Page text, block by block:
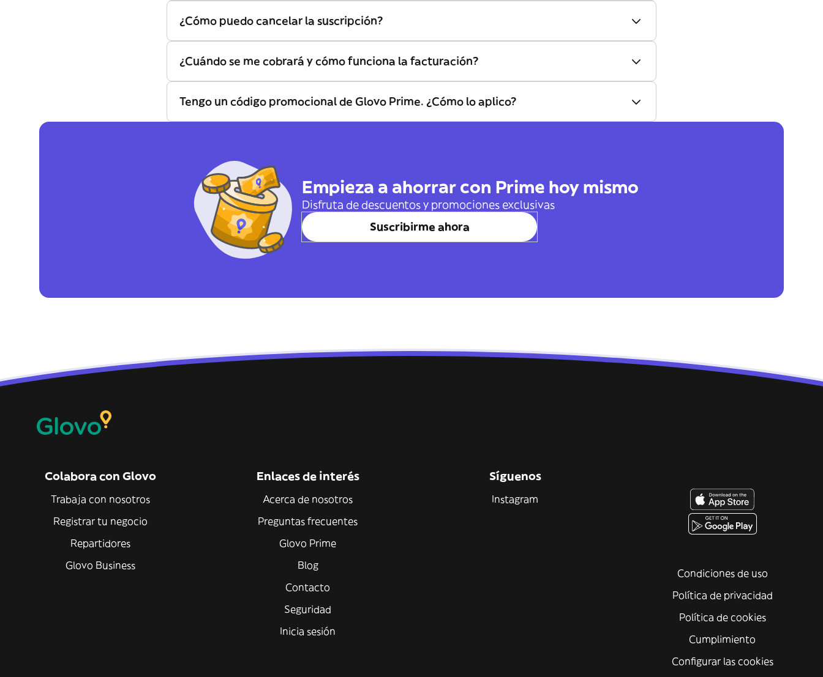
¿Cómo puedo cancelar la suscripción?
¿Cuándo se me cobrará y cómo funciona la facturación?
Tengo un código promocional de Glovo Prime. ¿Cómo lo aplico?
Empieza a ahorrar con Prime hoy mismo
Disfruta de descuentos y promociones exclusivas
Suscribirme ahora
Colabora con Glovo
Trabaja con nosotros
Registrar tu negocio
Repartidores
Glovo Business
Enlaces de interés
Acerca de nosotros
Preguntas frecuentes
Glovo Prime
Blog
Contacto
Seguridad
Inicia sesión
Síguenos
Instagram
Condiciones de uso
Política de privacidad
Política de cookies
Cumplimiento
Configurar las cookies